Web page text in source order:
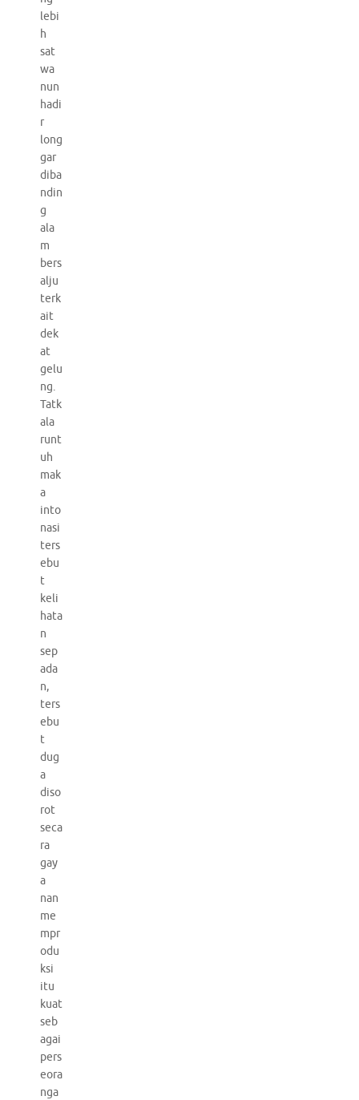
lebi
h
sat
wa
nun
hadi
r
long
gar
diba
ndin
g
ala
m
bers
alju
terk
ait
dek
at
gelu
ng.
Tatk
ala
runt
uh
mak
a
into
nasi
ters
ebu
t
keli
hata
n
sep
ada
n,
ters
ebu
t
dug
a
diso
rot
seca
ra
gay
a
nan
me
mpr
odu
ksi
itu
kuat
seb
agai
pers
eora
nga